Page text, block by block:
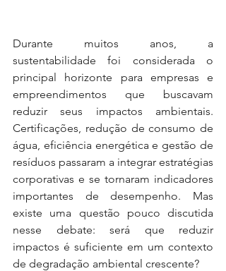
Durante muitos anos, a
sustentabilidade foi considerada o
principal horizonte para empresas e
empreendimentos que buscavam
reduzir seus impactos ambientais.
Certificações, redução de consumo de
água, eficiência energética e gestão de
resíduos passaram a integrar estratégias
corporativas e se tornaram indicadores
importantes de desempenho. Mas
existe uma questão pouco discutida
nesse debate: será que reduzir
impactos é suficiente em um contexto
de degradação ambiental crescente?